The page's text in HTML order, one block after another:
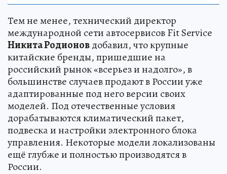
Тем не менее, технический директор
международной сети автосервисов Fit Service
Никита Родионовдобавил, что крупные
китайские бренды, пришедшие на
российский рынок «всерьез и надолго», в
большинстве случаев продают в России уже
адаптированные под него версии своих
моделей. Под отечественные условия
дорабатываются климатический пакет,
подвеска и настройки электронного блока
управления. Некоторые модели локализованы
ещё глубже и полностью производятся в
России.